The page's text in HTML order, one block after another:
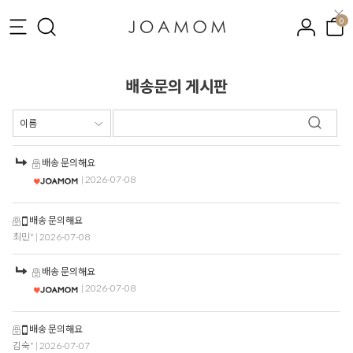
0
배송문의 게시판
배송 문의해요
| 2026-07-08
배송 문의해요
최민* | 2026-07-08
배송 문의해요
| 2026-07-08
배송 문의해요
김숙* | 2026-07-07